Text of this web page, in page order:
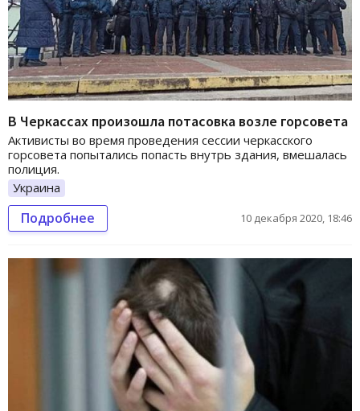
В Черкассах произошла потасовка возле горсовета
Активисты во время проведения сессии черкасского
горсовета попытались попасть внутрь здания, вмешалась
полиция.
Украина
Подробнее 10 декабря 2020, 18:46